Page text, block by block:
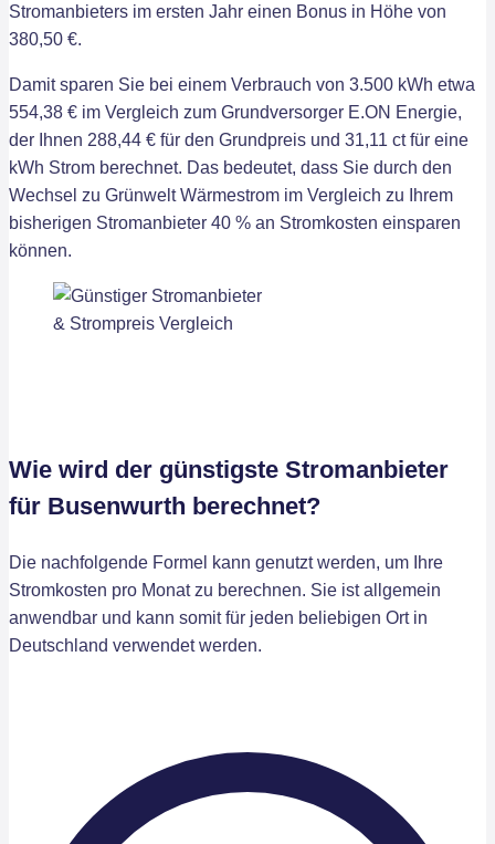
Stromanbieters im ersten Jahr einen Bonus in Höhe von
380,50 €.
Damit sparen Sie bei einem Verbrauch von 3.500 kWh etwa
554,38 € im Vergleich zum Grundversorger E.ON Energie,
der Ihnen 288,44 € für den Grundpreis und 31,11 ct für eine
kWh Strom berechnet. Das bedeutet, dass Sie durch den
Wechsel zu Grünwelt Wärmestrom im Vergleich zu Ihrem
bisherigen Stromanbieter 40 % an Stromkosten einsparen
können.
Wie wird der günstigste Stromanbieter
für Busenwurth berechnet?
Die nachfolgende Formel kann genutzt werden, um Ihre
Stromkosten pro Monat zu berechnen. Sie ist allgemein
anwendbar und kann somit für jeden beliebigen Ort in
Deutschland verwendet werden.